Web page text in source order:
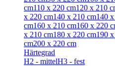
cm110 x 220 cm120 x 210
x 220 cm140 x 210 cm140
cm160 x 210 cm160 x 220
x 210 cm180 x 220 cm190
cm200 x 220 cm
Härtegrad
H2 - mittelH3 - fest